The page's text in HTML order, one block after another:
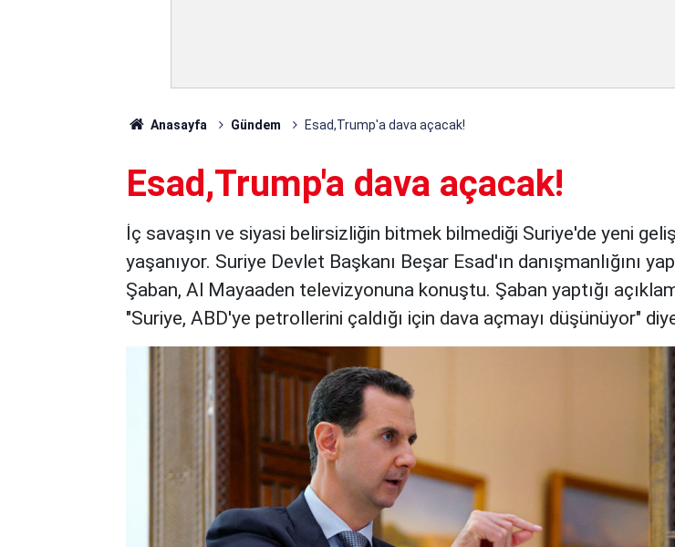
Anasayfa Gündem Esad,Trump'a dava açacak!
Esad,Trump'a dava açacak!
İç savaşın ve siyasi belirsizliğin bitmek bilmediği Suriye'de yeni
yaşanıyor. Suriye Devlet Başkanı Beşar Esad'ın danışmanlığını
Şaban, Al Mayaaden televizyonuna konuştu. Şaban yaptığı
"Suriye, ABD'ye petrollerini çaldığı için dava açmayı düşünüyor"